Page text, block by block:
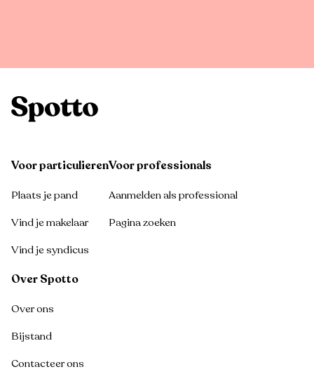
Voor particulieren
Plaats je pand
Vind je makelaar
Vind je syndicus
Voor professionals
Aanmelden als professional
Pagina zoeken
Over Spotto
Over ons
Bijstand
Contacteer ons